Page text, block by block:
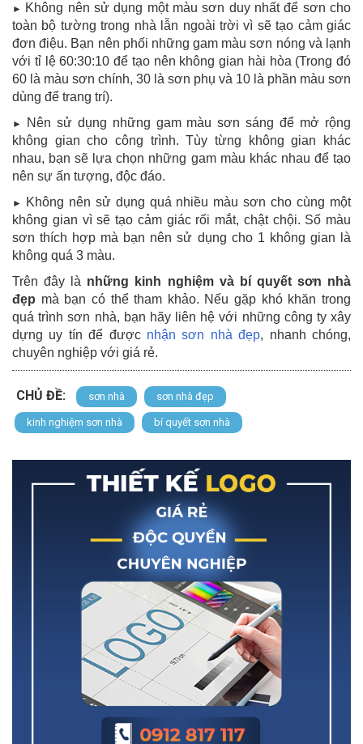
► Không nên sử dụng một màu sơn duy nhất để sơn cho
toàn bộ tường trong nhà lẫn ngoài trời vì sẽ tạo cảm giác
đơn điệu. Bạn nên phối những gam màu sơn nóng và lạnh
với tỉ lệ 60:30:10 để tạo nên không gian hài hòa (Trong đó
60 là màu sơn chính, 30 là sơn phụ và 10 là phần màu sơn
dùng để trang trí).
►
Nên sử dụng những gam màu sơn sáng để mở rộng
không gian cho công trình. Tùy từng không gian khác
nhau, bạn sẽ lựa chọn những gam màu khác nhau để tạo
nên sự ấn tượng, độc đáo.
►
Không nên sử dụng quá nhiều màu sơn cho cùng một
không gian vì sẽ tạo cảm giác rối mắt, chật chội. Số màu
sơn thích hợp mà bạn nên sử dụng cho 1 không gian là
không quá 3 màu.
Trên đây là những kinh nghiệm và bí quyết sơn nhà
đẹp mà bạn có thể tham khảo. Nếu gặp khó khăn trong
quá trình sơn nhà, bạn hãy liên hệ với những công ty xây
dựng uy tín để được nhận sơn nhà đẹp, nhanh chóng,
chuyên nghiệp với giá rẻ.
CHỦ ĐỀ: sơn nhà sơn nhà đẹp
kinh nghiệm sơn nhà bí quyết sơn nhà